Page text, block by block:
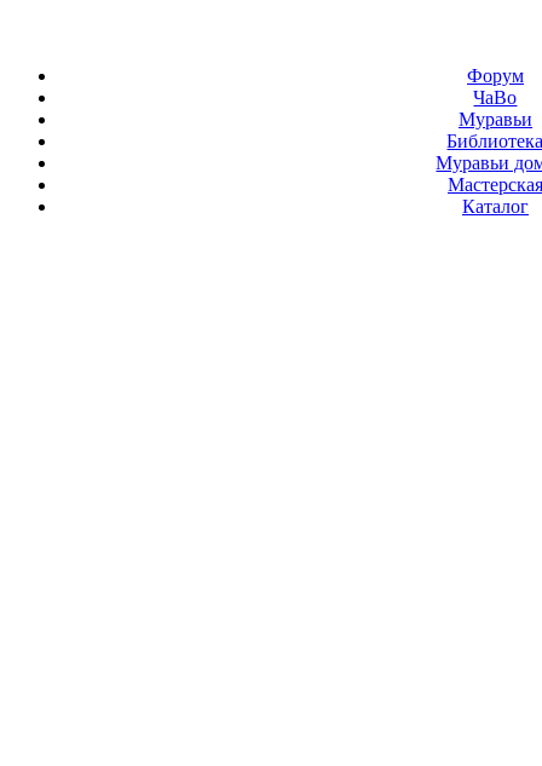
Форум
ЧаВо
Муравьи
Муравьи
Мастерская
Каталог